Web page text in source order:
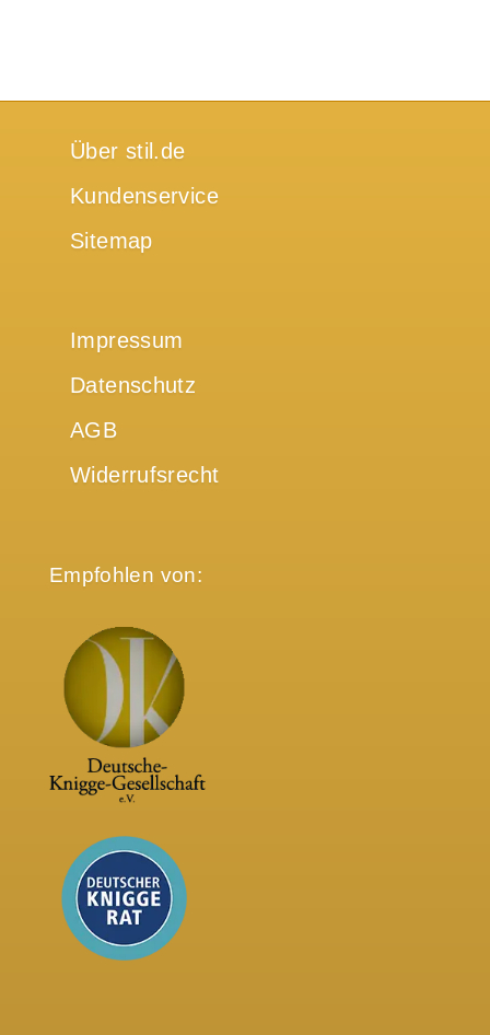
Über stil.de
Kundenservice
Sitemap
Impressum
Datenschutz
AGB
Widerrufsrecht
Empfohlen von: